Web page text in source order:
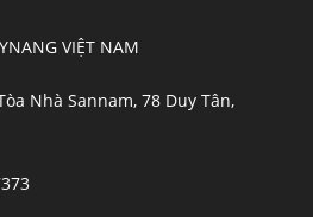
VIỆT NAM
Nhà Sannam, 78 Duy Tân,